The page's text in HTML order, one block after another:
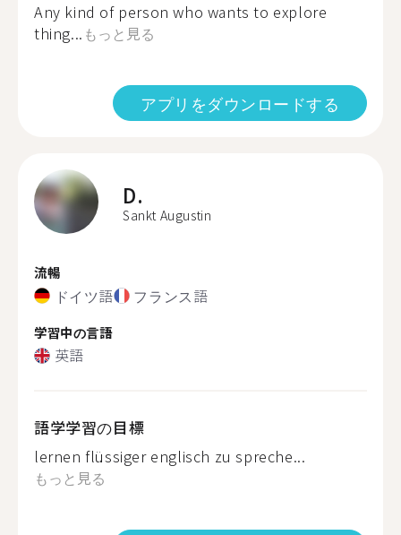
Any kind of person who wants to explore
thing... もっと見る
アプリをダウンロードする
D.
Sankt Augustin
流暢
ドイツ語 フランス語
学習中の言語
英語
語学学習の目標
lernen flüssiger englisch zu spreche...
もっと見る